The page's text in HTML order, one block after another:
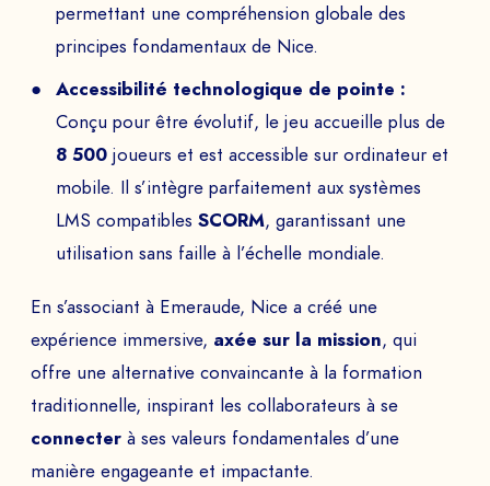
permettant une compréhension globale des
principes fondamentaux de Nice.
Accessibilité technologique de pointe :
Conçu pour être évolutif, le jeu accueille plus de
8 500 joueurs et est accessible sur ordinateur et
mobile. Il s’intègre parfaitement aux systèmes
LMS compatiblesSCORM, garantissant une
utilisation sans faille à l’échelle mondiale.
En s’associant à Emeraude, Nice a créé une
expérience immersive, axée sur la mission, qui
offre une alternative convaincante à la formation
traditionnelle, inspirant les collaborateurs à se
connecter à ses valeurs fondamentales d’une
manière engageante et impactante.